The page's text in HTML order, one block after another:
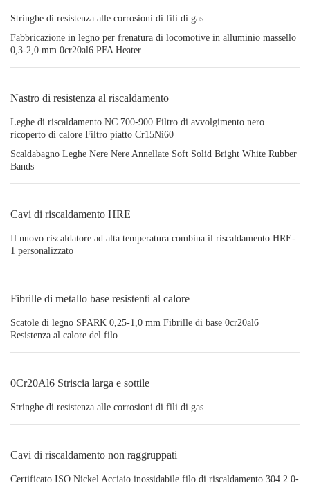
Stringhe di resistenza alle corrosioni di fili di gas
Fabbricazione in legno per frenatura di locomotive in alluminio massello
0,3-2,0 mm 0cr20al6 PFA Heater
Nastro di resistenza al riscaldamento
Leghe di riscaldamento NC 700-900 Filtro di avvolgimento nero
ricoperto di calore Filtro piatto Cr15Ni60
Scaldabagno Leghe Nere Nere Annellate Soft Solid Bright White Rubber
Bands
Cavi di riscaldamento HRE
Il nuovo riscaldatore ad alta temperatura combina il riscaldamento HRE-
1 personalizzato
Fibrille di metallo base resistenti al calore
Scatole di legno SPARK 0,25-1,0 mm Fibrille di base 0cr20al6
Resistenza al calore del filo
0Cr20Al6 Striscia larga e sottile
Stringhe di resistenza alle corrosioni di fili di gas
Cavi di riscaldamento non raggruppati
Certificato ISO Nickel Acciaio inossidabile filo di riscaldamento 304 2.0-